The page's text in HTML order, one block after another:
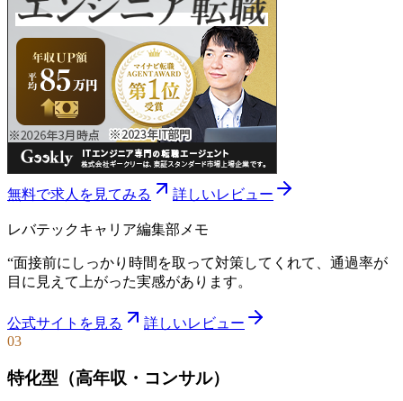
無料で求人を見てみる 詳しいレビュー
レバテックキャリア編集部メモ
“面接前にしっかり時間を取って対策してくれて、通過率が
目に見えて上がった実感があります。
公式サイトを見る
詳しいレビュー
03
特化型（高年収・コンサル）